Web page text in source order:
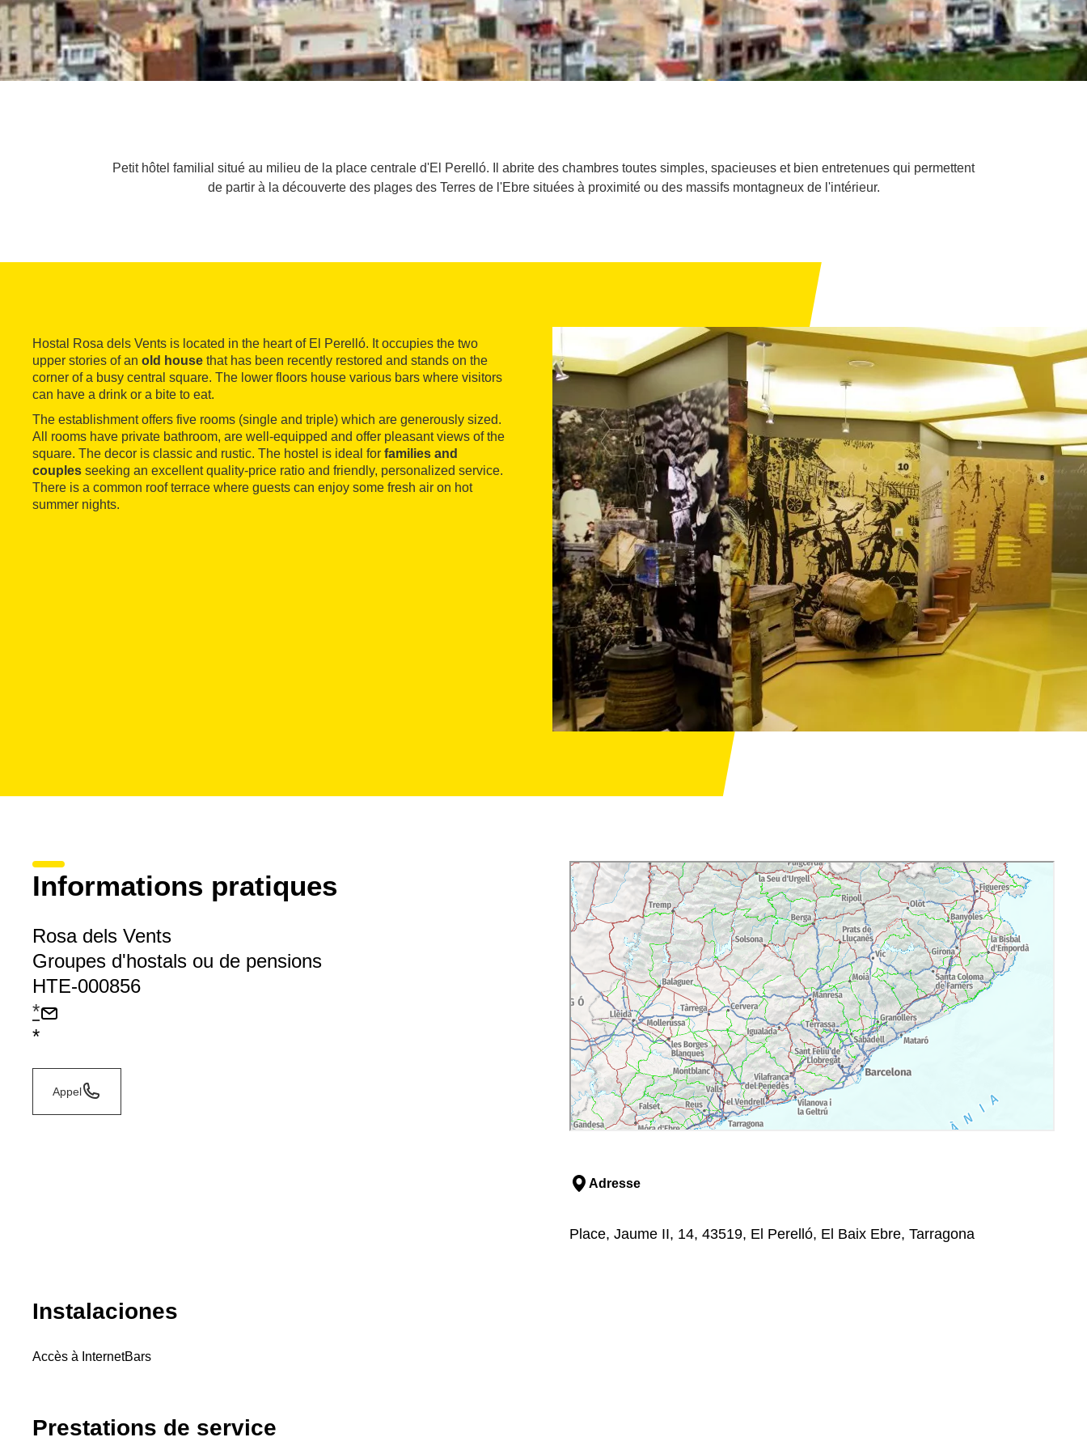
Petit hôtel familial situé au milieu de la place centrale d'El Perelló. Il abrite des chambres toutes simples, spacieuses et bien entretenues qui permettent
de partir à la découverte des plages des Terres de l'Ebre situées à proximité ou des massifs montagneux de l'intérieur.
Hostal Rosa dels Vents is located in the heart of El Perelló. It occupies the two
upper stories of an old house that has been recently restored and stands on the
corner of a busy central square. The lower floors house various bars where visitors
can have a drink or a bite to eat.
The establishment offers five rooms (single and triple) which are generously sized.
All rooms have private bathroom, are well-equipped and offer pleasant views of the
square. The decor is classic and rustic. The hostel is ideal for families and
couples seeking an excellent quality-price ratio and friendly, personalized service.
There is a common roof terrace where guests can enjoy some fresh air on hot
summer nights.
Informations pratiques
Rosa dels Vents
Groupes d'hostals ou de pensions
HTE-000856
*
*
Appel
Adresse
Place, Jaume II, 14, 43519, El Perelló, El Baix Ebre, Tarragona
Instalaciones
Accès à InternetBars
Prestations de service